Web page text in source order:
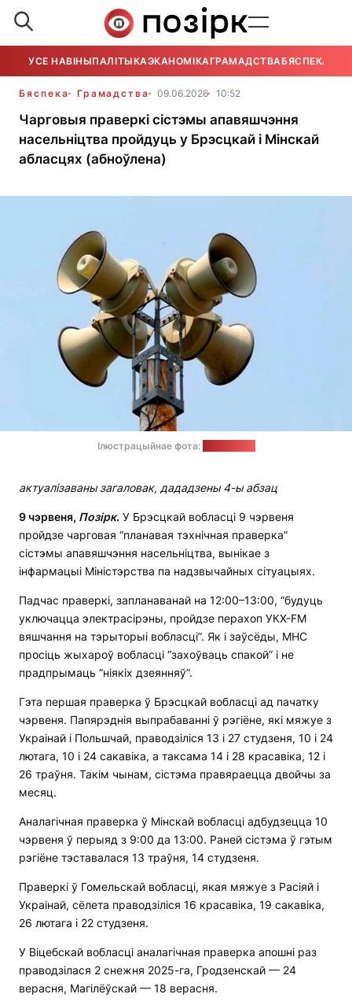
УСЕ НАВІНЫПАЛІТЫКАЭКАНОМІКАГРАМАДСТВАБЯСПЕКА
Бяспека Грамадства 09.06.2026 10:52
Чарговыя праверкі сістэмы апавяшчэння
насельніцтва пройдуць у Брэсцкай і Мінскай
абласцях (абноўлена)
Ілюстрацыйнае фота:
актуалізаваны загаловак, дададзены 4-ы абзац
9 чэрвеня, Позірк. У Брэсцкай вобласці 9 чэрвеня
пройдзе чарговая “планавая тэхнічная праверка”
сістэмы апавяшчэння насельніцтва, вынікае з
інфармацыі Міністэрства па надзвычайных сітуацыях.
Падчас праверкі, запланаванай на 12:00–13:00, “будуць
уключацца электрасірэны, пройдзе перахоп УКХ-FM
вяшчання на тэрыторыі вобласці”. Як і заўсёды, МНС
просіць жыхароў вобласці “захоўваць спакой” і не
прадпрымаць “ніякіх дзеянняў”.
Гэта першая праверка ў Брэсцкай вобласці ад пачатку
чэрвеня. Папярэднія выпрабаванні ў рэгіёне, які мяжуе з
Украінай і Польшчай, праводзіліся 13 і 27 студзеня, 10 і 24
лютага, 10 і 24 сакавіка, а таксама 14 і 28 красавіка, 12 і
26 траўня. Такім чынам, сістэма правяраецца двойчы за
месяц.
Аналагічная праверка ў Мінскай вобласці адбудзецца 10
чэрвеня ў перыяд з 9:00 да 13:00. Раней сістэма ў гэтым
рэгіёне тэставалася 13 траўня, 14 студзеня.
Праверкі ў Гомельскай вобласці, якая мяжуе з Расіяй і
Украінай, сёлета праводзіліся 16 красавіка, 19 сакавіка,
26 лютага і 22 студзеня.
У Віцебскай вобласці аналагічная праверка апошні раз
праводзілася 2 снежня 2025-га, Гродзенскай — 24
верасня, Магілёўскай — 18 верасня.